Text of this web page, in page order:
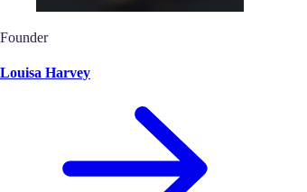
Founder
Louisa Harvey